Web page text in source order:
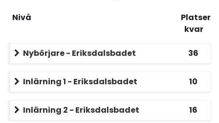
Nivå
Platser
kvar
Nybörjare - Eriksdalsbadet 36
Inlärning 1 - Eriksdalsbadet 10
Inlärning 2 - Eriksdalsbadet 16